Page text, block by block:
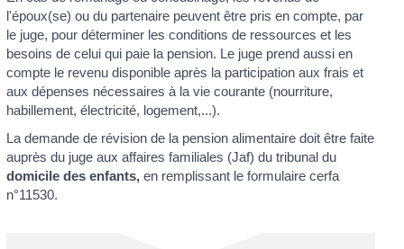
l'époux(se) ou du partenaire peuvent être pris en compte, par
le juge, pour déterminer les conditions de ressources et les
besoins de celui qui paie la pension. Le juge prend aussi en
compte le revenu disponible après la participation aux frais et
aux dépenses nécessaires à la vie courante (nourriture,
habillement, électricité, logement,...).
La demande de révision de la pension alimentaire doit être faite
auprès du juge aux affaires familiales (Jaf) du tribunal du
domicile des enfants,en remplissant le formulaire cerfa
n°11530.